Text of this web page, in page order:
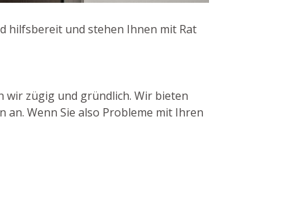
hilfsbereit und stehen Ihnen mit Rat
wir zügig und gründlich. Wir bieten
an. Wenn Sie also Probleme mit Ihren